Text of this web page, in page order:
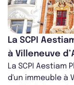
La SCPI
à Villeneuve
La SCPI Aestiam
d'un immeuble à